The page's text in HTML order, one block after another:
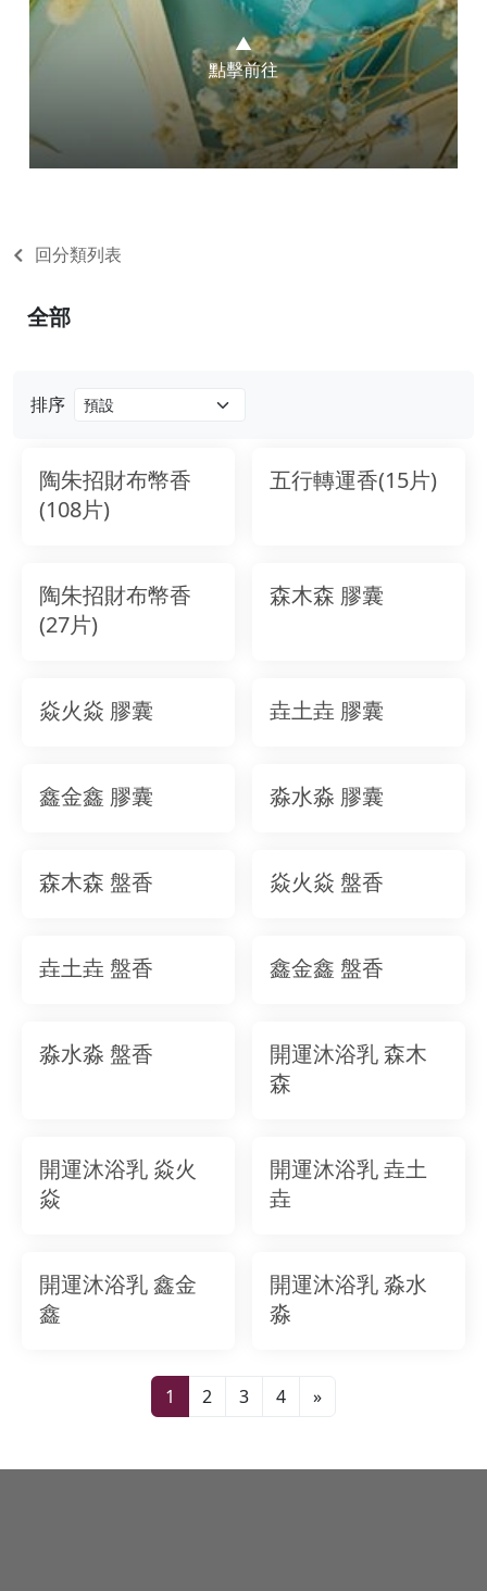
▲
點擊前往
回分類列表
排序
陶朱招財布幣香
(108片)
五行轉運香(15片)
陶朱招財布幣香
(27片)
森木森 膠囊
焱火焱 膠囊 垚土垚 膠囊
鑫金鑫 膠囊 淼水淼 膠囊
森木森 盤香 焱火焱 盤香
垚土垚 盤香 鑫金鑫 盤香
淼水淼 盤香
開運沐浴乳 森木
森
開運沐浴乳 焱火
焱
開運沐浴乳 垚土
垚
開運沐浴乳 鑫金
鑫
開運沐浴乳 淼水
淼
1 2 3 4 »
全部